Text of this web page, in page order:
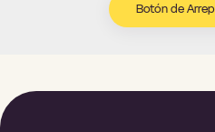
Botón de